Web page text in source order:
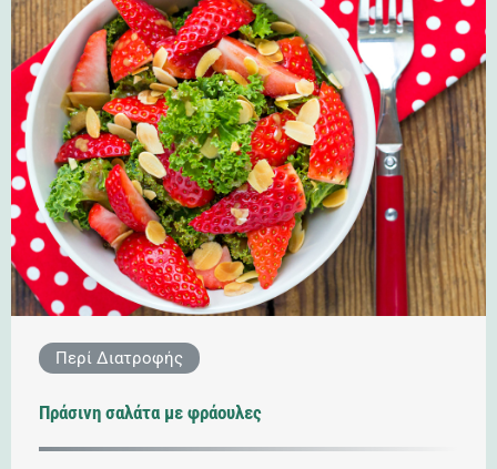
Περί Διατροφής
Πράσινη σαλάτα με φράουλες